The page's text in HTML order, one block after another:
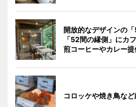
開放的なデザインの
「52間の縁側」に
煎コーヒーやカレー提
コロッケや焼き鳥な